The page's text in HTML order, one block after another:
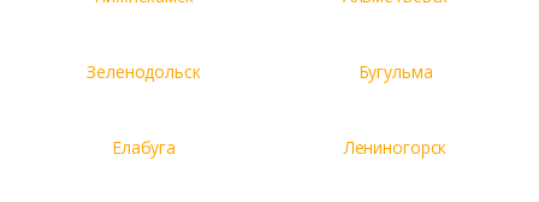
Зеленодольск Бугульма
Елабуга Лениногорск